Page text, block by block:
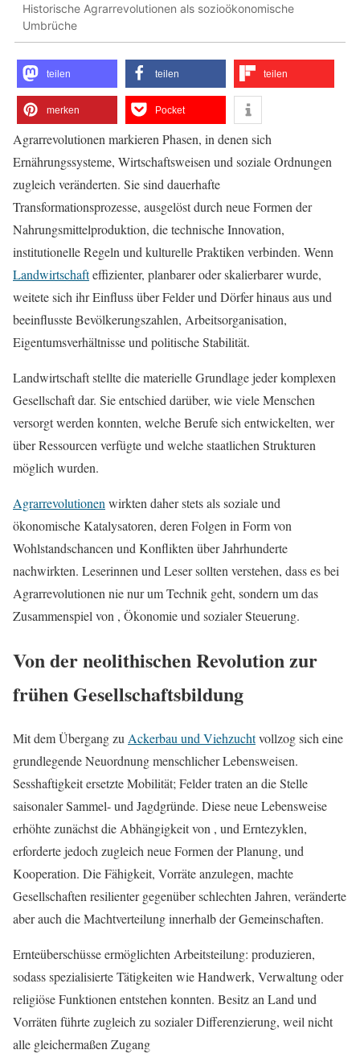
Historische Agrarrevolutionen als sozioökonomische
Umbrüche
teilen teilen teilen
merken Pocket
Agrarrevolutionen markieren Phasen, in denen sich
Ernährungssysteme, Wirtschaftsweisen und soziale Ordnungen
zugleich veränderten. Sie sind dauerhafte
Transformationsprozesse, ausgelöst durch neue Formen der
Nahrungsmittelproduktion, die technische Innovation,
institutionelle Regeln und kulturelle Praktiken verbinden. Wenn
Landwirtschafteffizienter, planbarer oder skalierbarer wurde,
weitete sich ihr Einfluss über Felder und Dörfer hinaus aus und
beeinflusste Bevölkerungszahlen, Arbeitsorganisation,
Eigentumsverhältnisse und politische Stabilität.
Landwirtschaft stellte die materielle Grundlage jeder komplexen
Gesellschaft dar. Sie entschied darüber, wie viele Menschen
versorgt werden konnten, welche Berufe sich entwickelten, wer
über Ressourcen verfügte und welche staatlichen Strukturen
möglich wurden.
Agrarrevolutionenwirkten daher stets als soziale und
ökonomische Katalysatoren, deren Folgen in Form von
Wohlstandschancen und Konflikten über Jahrhunderte
nachwirkten. Leserinnen und Leser sollten verstehen, dass es bei
Agrarrevolutionen nie nur um Technik geht, sondern um das
Zusammenspiel von , Ökonomie und sozialer Steuerung.
Von der neolithischen Revolution zur
frühen Gesellschaftsbildung
Mit dem Übergang zu Ackerbau und Viehzuchtvollzog sich eine
grundlegende Neuordnung menschlicher Lebensweisen.
Sesshaftigkeit ersetzte Mobilität; Felder traten an die Stelle
saisonaler Sammel- und Jagdgründe. Diese neue Lebensweise
erhöhte zunächst die Abhängigkeit von , und Erntezyklen,
erforderte jedoch zugleich neue Formen der Planung, und
Kooperation. Die Fähigkeit, Vorräte anzulegen, machte
Gesellschaften resilienter gegenüber schlechten Jahren, veränderte
aber auch die Machtverteilung innerhalb der Gemeinschaften.
Ernteüberschüsse ermöglichten Arbeitsteilung: produzieren,
sodass spezialisierte Tätigkeiten wie Handwerk, Verwaltung oder
religiöse Funktionen entstehen konnten. Besitz an Land und
Vorräten führte zugleich zu sozialer Differenzierung, weil nicht
alle gleichermaßen Zugang